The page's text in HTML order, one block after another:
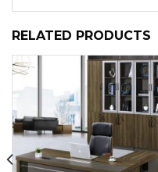
RELATED PRODUCTS